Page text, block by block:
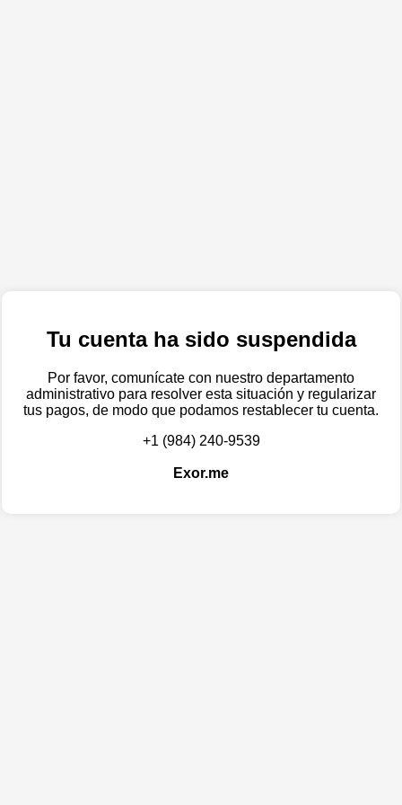
Tu cuenta ha sido suspendida
Por favor, comunícate con nuestro departamento
administrativo para resolver esta situación y regularizar
tus pagos, de modo que podamos restablecer tu cuenta.
+1 (984) 240-9539
Exor.me